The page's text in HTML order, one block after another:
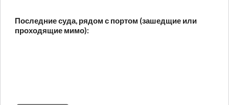
Последние суда, рядом с портом (зашедщие или
проходящие мимо):